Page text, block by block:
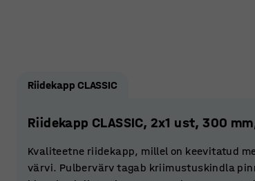
Riidekapp CLASSIC
Riidekapp CLASSIC, 2x1 ust, 300
Kvaliteetne riidekapp, millel on keevitatud
värvi. Pulbervärv tagab kriimustuskindla